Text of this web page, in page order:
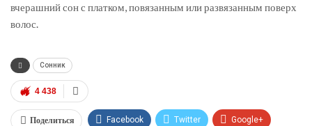
вчерашний сон с платком, повязанным или развязанным поверх
волос.
Сонник
4 438
Поделиться Facebook Twitter Google+